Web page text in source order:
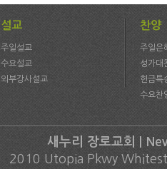
설교
주일설교
수요설교
외부강사설교
찬양
주일은
성가대
헌금특
수요찬
새누리 장로교회 |
2010 Utopia Pkwy